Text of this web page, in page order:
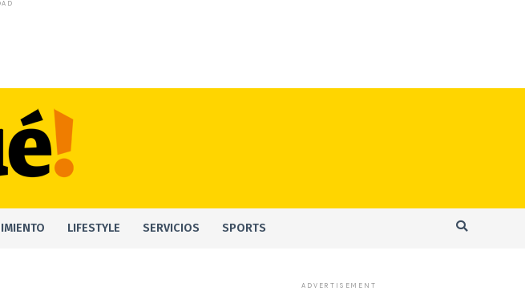
LIFESTYLE SERVICIOS SPORTS
ADVERTISEMENT